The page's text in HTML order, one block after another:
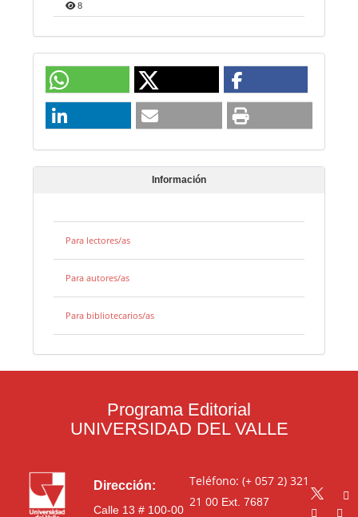
8
Información
Para lectores/as
Para autores/as
Para bibliotecarios/as
Programa Editorial
UNIVERSIDAD DEL VALLE
Dirección:
Calle 13 # 100-00
Teléfono: (+ 057 2) 321
21 00Ext. 7687